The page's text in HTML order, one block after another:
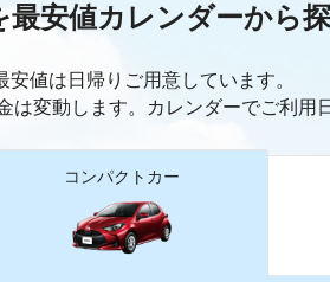
安値カレンダーから
安値は日帰り ご用意しています。
変動します。カレンダーでご利用
コンパクトカー